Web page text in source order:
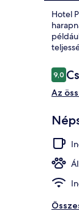
Hotel
9,09,0
Az